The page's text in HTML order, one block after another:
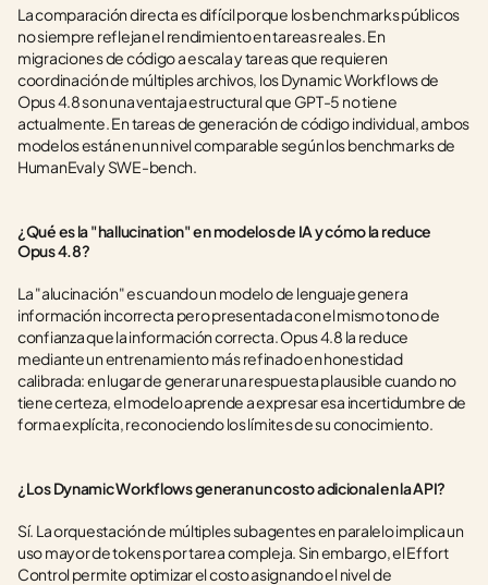
La comparación directa es difícil porque los benchmarks públicos
no siempre reflejan el rendimiento en tareas reales. En
migraciones de código a escala y tareas que requieren
coordinación de múltiples archivos, los Dynamic Workflows de
Opus 4.8 son una ventaja estructural que GPT-5 no tiene
actualmente. En tareas de generación de código individual, ambos
modelos están en un nivel comparable según los benchmarks de
HumanEval y SWE-bench.
¿Qué es la "hallucination" en modelos de IA y cómo la reduce
Opus 4.8?
La "alucinación" es cuando un modelo de lenguaje genera
información incorrecta pero presentada con el mismo tono de
confianza que la información correcta. Opus 4.8 la reduce
mediante un entrenamiento más refinado en honestidad
calibrada: en lugar de generar una respuesta plausible cuando no
tiene certeza, el modelo aprende a expresar esa incertidumbre de
forma explícita, reconociendo los límites de su conocimiento.
¿Los Dynamic Workflows generan un costo adicional en la API?
Sí. La orquestación de múltiples subagentes en paralelo implica un
uso mayor de tokens por tarea compleja. Sin embargo, el Effort
Control permite optimizar el costo asignando el nivel de